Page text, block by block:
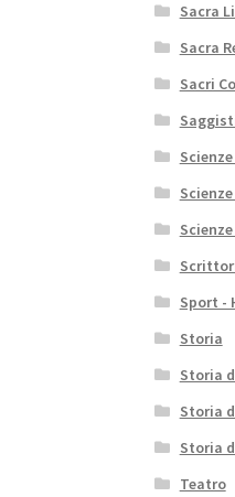
Sacra
Sacra
Sacri
Sport -
Storia
Storia
Storia
Storia
Teatro